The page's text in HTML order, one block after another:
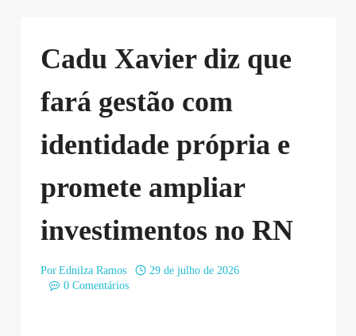
Cadu Xavier diz que
fará gestão com
identidade própria e
promete ampliar
investimentos no RN
Por Ednilza Ramos
29 de julho de 2026
0 Comentários